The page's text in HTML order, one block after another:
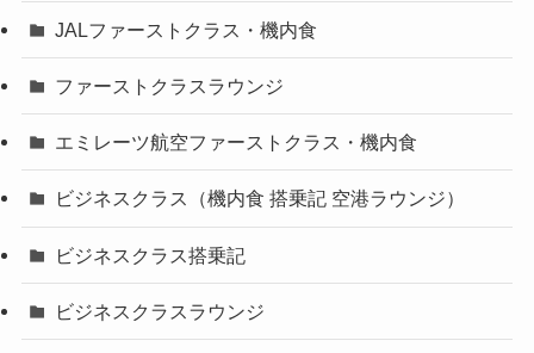
JALファーストクラス・機内食
ファーストクラスラウンジ
エミレーツ航空ファーストクラス・機内食
ビジネスクラス（機内食 搭乗記 空港ラウンジ）
ビジネスクラス搭乗記
ビジネスクラスラウンジ